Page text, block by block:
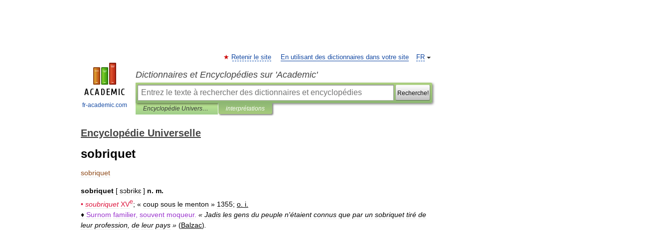
fr-academic.com
FR
Retenir le site En utilisant des dictionnaires dans votre site
Dictionnaires et Encyclopédies sur 'Academic'
Recherche!
Encyclopédie Universelle interprétations
Encyclopédie Universelle
sobriquet
sobriquet
sobriquet [ sɔbrikɛ ] n. m.
• soubriquet XVe; « coup sous le menton » 1355; o i
♦ Surnom familier, souvent moqueur. « Jadis les gens du peuple n'étaient connus que par un sobriquet tiré de
leur profession de leur pays » (Balzac)